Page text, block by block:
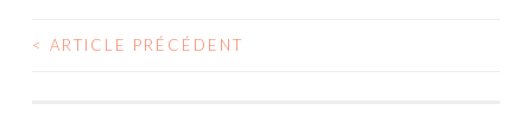
NAVIGATION
< ARTICLE PRÉCÉDENT